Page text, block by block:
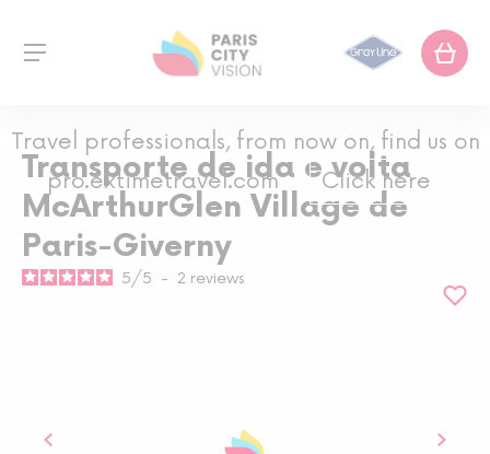
Travel professionals, from now on, find us on
pro.extimetravel.com
Click here
Transporte de ida e volta
McArthurGlen Village de
Paris-Giverny
5/5 - 2 reviews